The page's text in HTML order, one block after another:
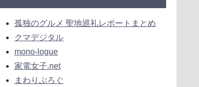
孤独のグルメ 聖地巡礼レポートまとめ
クマデジタル
mono-logue
家電女子.net
まわりぶろぐ